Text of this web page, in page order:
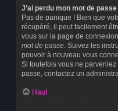
J’ai perdu mon mot de passe
Pas de panique ! Bien que
récupéré, il peut facilement
vous sur la page de
mot de passe. Suivez les
pouvoir à nouveau vous
Si toutefois vous ne
passe, contactez un
Haut